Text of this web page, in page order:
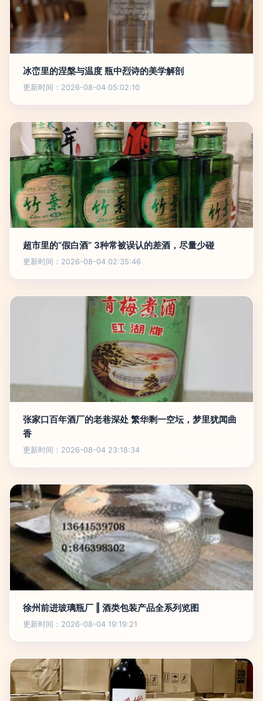
冰峦里的涅槃与温度 瓶中烈诗的美学解剖
更新时间：2026-08-04 05:02:10
超市里的“假白酒” 3种常被误认的差酒，尽量少碰
更新时间：2026-08-04 02:35:46
张家口百年酒厂的老巷深处 繁华剩一空坛，梦里犹闻曲
香
更新时间：2026-08-04 23:18:34
徐州前进玻璃瓶厂 ‖ 酒类包装产品全系列览图
更新时间：2026-08-04 19:19:21